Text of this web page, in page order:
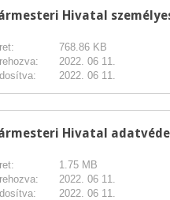
Hivatal
768.86 KB
2022. 06 11.
2022. 06 11.
Hivatal
1.75 MB
2022. 06 11.
2022. 06 11.